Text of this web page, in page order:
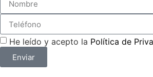
He leído y acepto la Política de
Enviar